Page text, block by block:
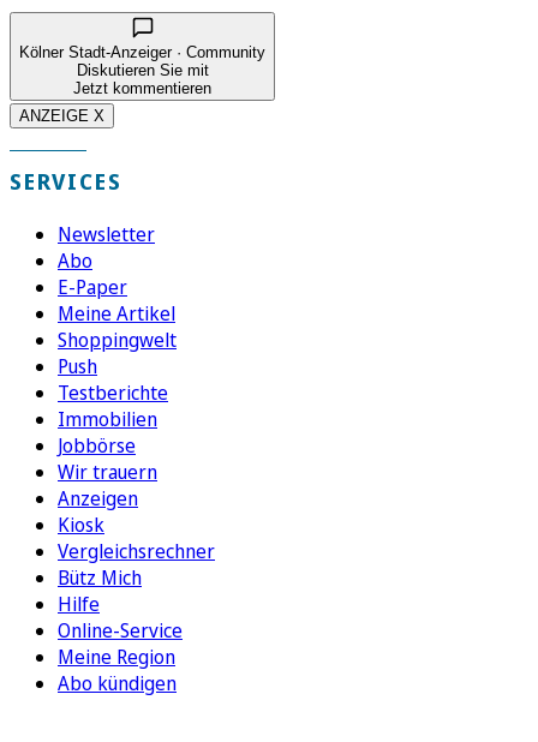
Kölner Stadt-Anzeiger · Community
Diskutieren Sie mit
Jetzt kommentieren
ANZEIGE X
SERVICES
Newsletter
Abo
E-Paper
Meine Artikel
Shoppingwelt
Push
Testberichte
Immobilien
Jobbörse
Wir trauern
Anzeigen
Kiosk
Vergleichsrechner
Bütz Mich
Hilfe
Online-Service
Meine Region
Abo kündigen